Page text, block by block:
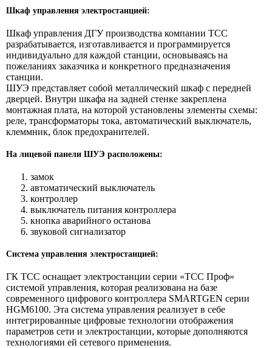
Шкаф управления электростанцией:
Шкаф управления ДГУ производства компании ТСС
разрабатывается, изготавливается и программируется
индивидуально для каждой станции, основываясь на
пожеланиях заказчика и конкретного предназначения
станции.
ШУЭ представляет собой металлический шкаф с передней
дверцей. Внутри шкафа на задней стенке закреплена
монтажная плата, на которой установлены элементы схемы:
реле, трансформаторы тока, автоматический выключатель,
клеммник, блок предохранителей.
На лицевой панели ШУЭ расположены:
замок
автоматический выключатель
контроллер
выключатель питания контроллера
кнопка аварийного останова
звуковой сигнализатор
Система управления электростанцией:
ГК ТСС оснащает электростанции серии «ТСС Проф»
системой управления, которая реализована на базе
современного цифрового контроллера SMARTGEN серии
HGM6100. Эта система управления реализует в себе
интегрированные цифровые технологии отображения
параметров сети и электростанции, которые дополняются
технологиями ей сетевого применения.